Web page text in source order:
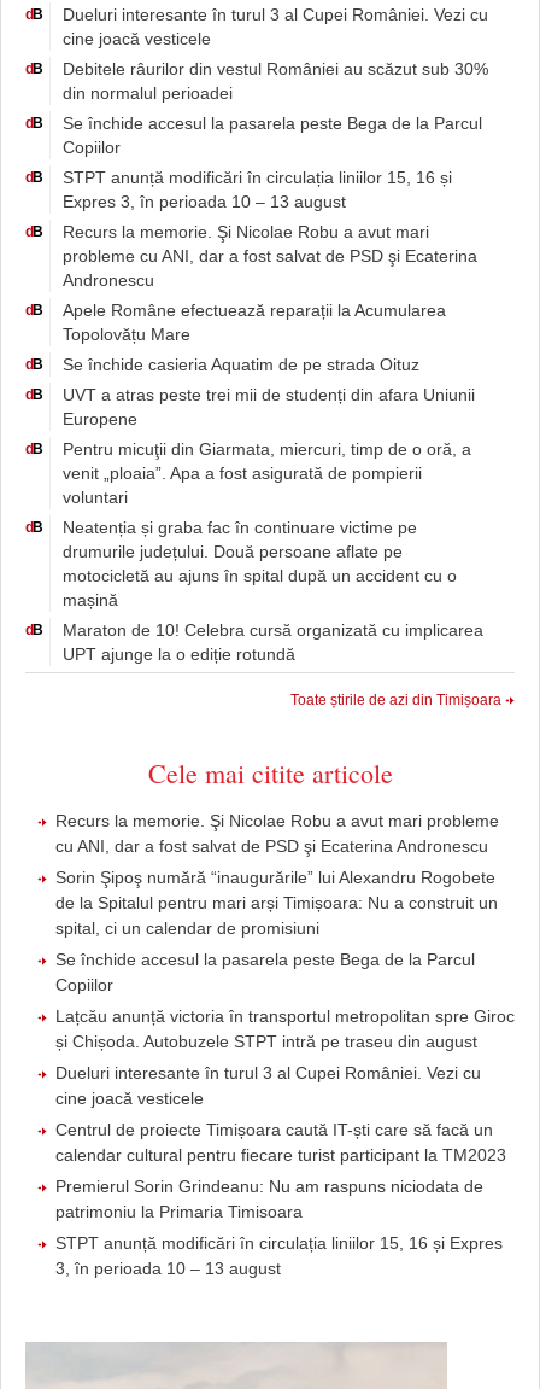
dB
Dueluri interesante în turul 3 al Cupei României. Vezi cu
cine joacă vesticele
dB
Debitele râurilor din vestul României au scăzut sub 30%
din normalul perioadei
dB
Se închide accesul la pasarela peste Bega de la Parcul
Copiilor
dB
STPT anunță modificări în circulația liniilor 15, 16 și
Expres 3, în perioada 10 – 13 august
dB
Recurs la memorie. Şi Nicolae Robu a avut mari
probleme cu ANI, dar a fost salvat de PSD şi Ecaterina
Andronescu
dB
Apele Române efectuează reparații la Acumularea
Topolovățu Mare
dB Se închide casieria Aquatim de pe strada Oituz
dB
UVT a atras peste trei mii de studenți din afara Uniunii
Europene
dB
Pentru micuţii din Giarmata, miercuri, timp de o oră, a
venit „ploaia”. Apa a fost asigurată de pompierii
voluntari
dB
Neatenția și graba fac în continuare victime pe
drumurile județului. Două persoane aflate pe
motocicletă au ajuns în spital după un accident cu o
mașină
dB
Maraton de 10! Celebra cursă organizată cu implicarea
UPT ajunge la o ediție rotundă
Toate știrile de azi din Timișoara
Cele mai citite articole
Recurs la memorie. Şi Nicolae Robu a avut mari probleme
cu ANI, dar a fost salvat de PSD şi Ecaterina Andronescu
Sorin Şipoş numără “inaugurările” lui Alexandru Rogobete
de la Spitalul pentru mari arși Timișoara: Nu a construit un
spital, ci un calendar de promisiuni
Se închide accesul la pasarela peste Bega de la Parcul
Copiilor
Lațcău anunță victoria în transportul metropolitan spre Giroc
și Chișoda. Autobuzele STPT intră pe traseu din august
Dueluri interesante în turul 3 al Cupei României. Vezi cu
cine joacă vesticele
Centrul de proiecte Timișoara caută IT-ști care să facă un
calendar cultural pentru fiecare turist participant la TM2023
Premierul Sorin Grindeanu: Nu am raspuns niciodata de
patrimoniu la Primaria Timisoara
STPT anunță modificări în circulația liniilor 15, 16 și Expres
3, în perioada 10 – 13 august